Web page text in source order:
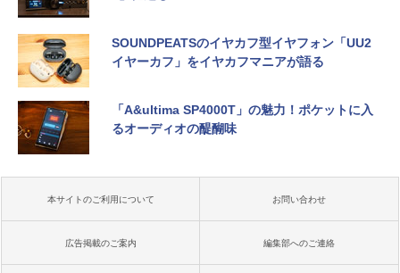
SOUNDPEATSのイヤカフ型イヤフォン「UU2
イヤーカフ」をイヤカフマニアが語る
「A&ultima SP4000T」の魅力！ポケットに入
るオーディオの醍醐味
本サイトのご利用について お問い合わせ
広告掲載のご案内 編集部へのご連絡